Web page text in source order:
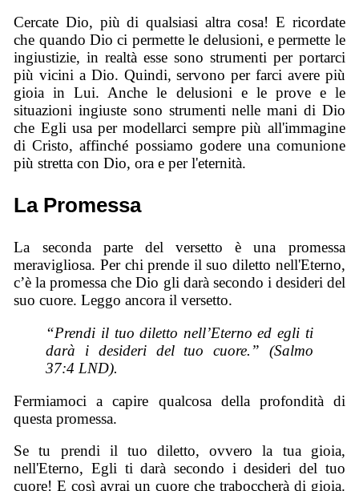
Cercate Dio, più di qualsiasi altra cosa! E ricordate
che quando Dio ci permette le delusioni, e permette le
ingiustizie, in realtà esse sono strumenti per portarci
più vicini a Dio. Quindi, servono per farci avere più
gioia in Lui. Anche le delusioni e le prove e le
situazioni ingiuste sono strumenti nelle mani di Dio
che Egli usa per modellarci sempre più all'immagine
di Cristo, affinché possiamo godere una comunione
più stretta con Dio, ora e per l'eternità.
La Promessa
La seconda parte del versetto è una promessa
meravigliosa. Per chi prende il suo diletto nell'Eterno,
c’è la promessa che Dio gli darà secondo i desideri del
suo cuore. Leggo ancora il versetto.
“Prendi il tuo diletto nell’Eterno ed egli ti
darà i desideri del tuo cuore.” (Salmo
37:4 LND).
Fermiamoci a capire qualcosa della profondità di
questa promessa.
Se tu prendi il tuo diletto, ovvero la tua gioia,
nell'Eterno, Egli ti darà secondo i desideri del tuo
cuore! E così avrai un cuore che traboccherà di gioia.